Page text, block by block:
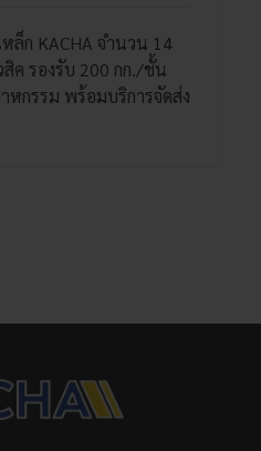
ล็ก KACHA จำนวน 14
ค รองรับ 200 กก./ชั้น
หกรรม พร้อมบริการจัดส่ง